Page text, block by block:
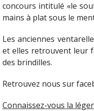
concours intitulé «le
mains à plat sous le
Les anciennes
et elles retrouvent leur
des brindilles.
Retrouvez nous sur
Connaissez-vous la